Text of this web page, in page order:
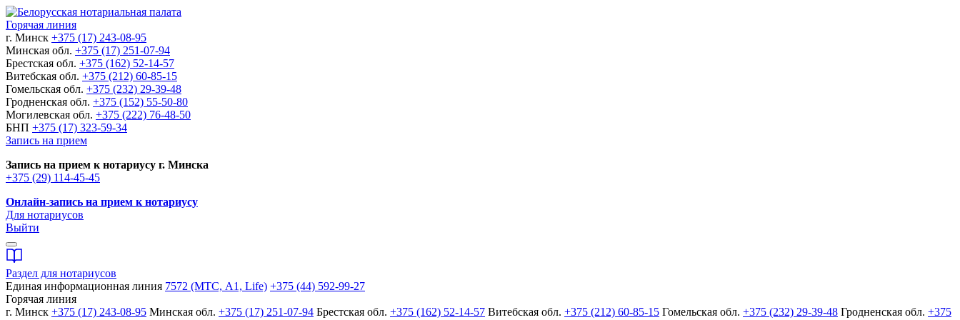
Горячая линия
г. Минск +375 (17) 243-08-95
Минская обл. +375 (17) 251-07-94
Брестская обл. +375 (162) 52-14-57
Витебская обл. +375 (212) 60-85-15
Гомельская обл. +375 (232) 29-39-48
Гродненская обл. +375 (152) 55-50-80
Могилевская обл. +375 (222) 76-48-50
БНП +375 (17) 323-59-34
Запись на прием
Запись на прием к нотариусу г. Минска
+375 (29) 114-45-45
Онлайн-запись на прием к нотариусу
Для нотариусов
Выйти
Раздел для нотариусов
Единая информационная линия 7572 (МТС, A1, Life) +375 (44) 592-99-27
Горячая линия
г. Минск +375 (17) 243-08-95 Минская обл. +375 (17) 251-07-94 Брестская обл. +375 (162) 52-14-57 Витебская обл. +375 (212) 60-85-15 Гомельская обл. +375 (232) 29-39-48 Гродненская обл. +375